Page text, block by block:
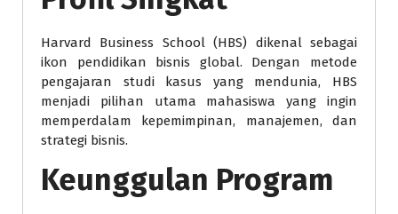
Harvard Business School (HBS) dikenal sebagai
ikon pendidikan bisnis global. Dengan metode
pengajaran studi kasus yang mendunia, HBS
menjadi pilihan utama mahasiswa yang ingin
memperdalam kepemimpinan, manajemen, dan
strategi bisnis.
Keunggulan Program